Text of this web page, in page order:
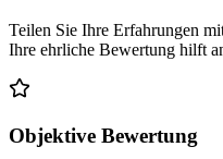
Teilen Sie Ihre Erfahrungen
Ihre ehrliche Bewertung hilft
Objektive Bewertung